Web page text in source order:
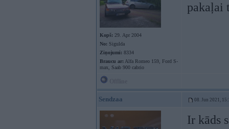
Kopš: 29. Apr 2004
No: Sigulda
Ziņojumi: 8334
Braucu ar: Alfa Romeo 159, Ford S-
max, Saab 900 cabrio
pakaļai
Sendzaa 08. Jun 2021,
Ir kāds